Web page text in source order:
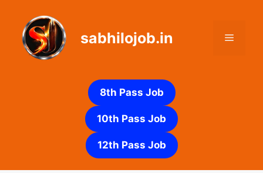
content
sabhilojob.in Menu
8th Pass Job
10th Pass Job
12th Pass Job